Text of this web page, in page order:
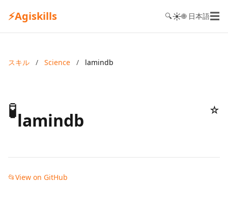
⚡Agiskills 🔍☀️🌐 日本語☰
スキル / Science / lamindb
🧪lamindb ☆
📂View on GitHub